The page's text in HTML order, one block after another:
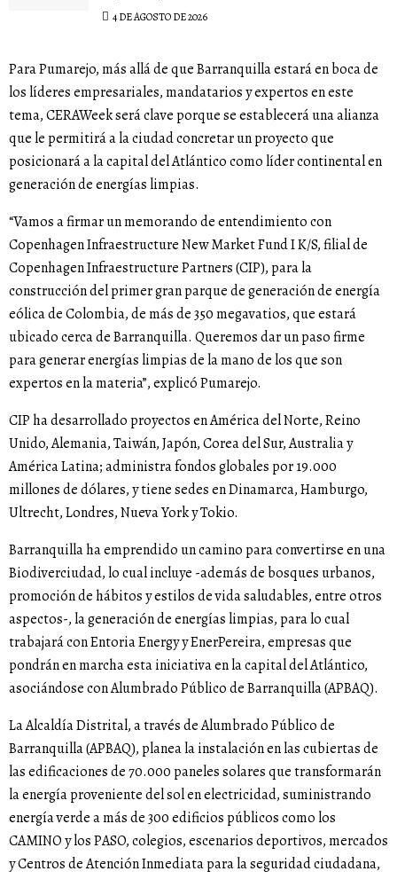
4 DE AGOSTO DE 2026
Para Pumarejo, más allá de que Barranquilla estará en boca de
los líderes empresariales, mandatarios y expertos en este
tema, CERAWeek será clave porque se establecerá una alianza
que le permitirá a la ciudad concretar un proyecto que
posicionará a la capital del Atlántico como líder continental en
generación de energías limpias.
“Vamos a firmar un memorando de entendimiento con
Copenhagen Infraestructure New Market Fund I K/S, filial de
Copenhagen Infraestructure Partners (CIP), para la
construcción del primer gran parque de generación de energía
eólica de Colombia, de más de 350 megavatios, que estará
ubicado cerca de Barranquilla. Queremos dar un paso firme
para generar energías limpias de la mano de los que son
expertos en la materia”, explicó Pumarejo.
CIP ha desarrollado proyectos en América del Norte, Reino
Unido, Alemania, Taiwán, Japón, Corea del Sur, Australia y
América Latina; administra fondos globales por 19.000
millones de dólares, y tiene sedes en Dinamarca, Hamburgo,
Ultrecht, Londres, Nueva York y Tokio.
Barranquilla ha emprendido un camino para convertirse en una
Biodiverciudad, lo cual incluye -además de bosques urbanos,
promoción de hábitos y estilos de vida saludables, entre otros
aspectos-, la generación de energías limpias, para lo cual
trabajará con Entoria Energy y EnerPereira, empresas que
pondrán en marcha esta iniciativa en la capital del Atlántico,
asociándose con Alumbrado Público de Barranquilla (APBAQ).
La Alcaldía Distrital, a través de Alumbrado Público de
Barranquilla (APBAQ), planea la instalación en las cubiertas de
las edificaciones de 70.000 paneles solares que transformarán
la energía proveniente del sol en electricidad, suministrando
energía verde a más de 300 edificios públicos como los
CAMINO y los PASO, colegios, escenarios deportivos, mercados
y Centros de Atención Inmediata para la seguridad ciudadana,